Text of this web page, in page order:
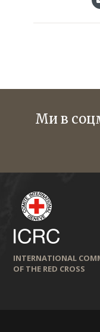
Ми в
INTERNATIONAL
OF THE RED CROSS